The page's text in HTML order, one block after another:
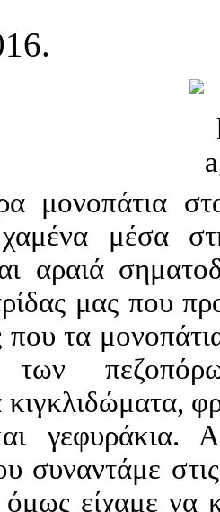
μονοπάτια
χαμένα μέσα
αραιά
μας που
που τα
των
κιγκλιδώματα,
γεφυράκια.
συναντάμε
είχαμε να